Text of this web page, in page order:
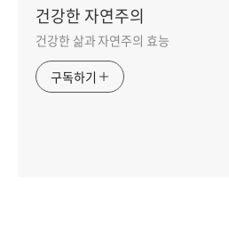
건강한 자연주의
건강한 삶과 자연주의 효능
구독하기